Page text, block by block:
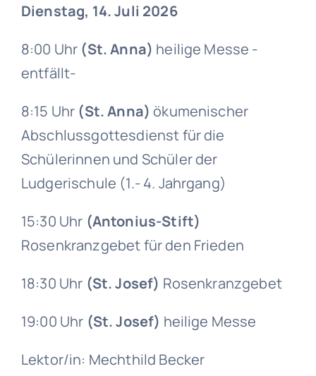
Dienstag, 14. Juli 2026
8:00 Uhr (St. Anna) heilige Messe -
entfällt-
8:15 Uhr (St. Anna) ökumenischer
Abschlussgottesdienst für die
Schülerinnen und Schüler der
Ludgerischule (1.- 4. Jahrgang)
15:30 Uhr (Antonius-Stift)
Rosenkranzgebet für den Frieden
18:30 Uhr (St. Josef) Rosenkranzgebet
19:00 Uhr (St. Josef) heilige Messe
Lektor/in: Mechthild Becker